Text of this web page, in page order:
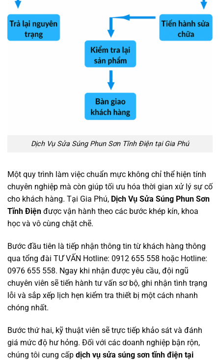
Dịch Vụ Sửa Súng Phun Sơn Tĩnh Điện tại Gia Phú
Một quy trình làm việc chuẩn mực không chỉ thể hiện tính
chuyên nghiệp mà còn giúp tối ưu hóa thời gian xử lý sự cố
cho khách hàng. Tại Gia Phú, Dịch Vụ Sửa Súng Phun Sơn
Tĩnh Điện được vận hành theo các bước khép kín, khoa
học và vô cùng chặt chẽ.
Bước đầu tiên là tiếp nhận thông tin từ khách hàng thông
qua tổng đài TƯ VẤN Hotline: 0912 655 558 hoặc Hotline:
0976 655 558. Ngay khi nhận được yêu cầu, đội ngũ
chuyên viên sẽ tiến hành tư vấn sơ bộ, ghi nhận tình trạng
lỗi và sắp xếp lịch hẹn kiểm tra thiết bị một cách nhanh
chóng nhất.
Bước thứ hai, kỹ thuật viên sẽ trực tiếp khảo sát và đánh
giá mức độ hư hỏng. Đối với các doanh nghiệp bận rộn,
chúng tôi cung cấp dịch vụ sửa súng sơn tĩnh điện tại